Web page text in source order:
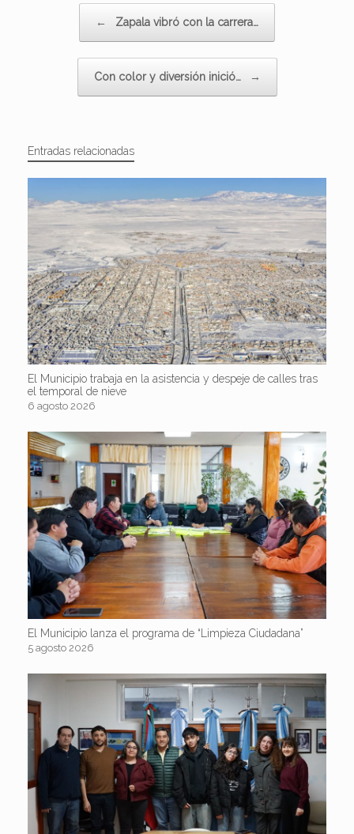
← Zapala vibró con la carrera…
Con color y diversión inició… →
Entradas relacionadas
El Municipio trabaja en la asistencia y despeje de calles tras
el temporal de nieve
6 agosto 2026
El Municipio lanza el programa de “Limpieza Ciudadana”
5 agosto 2026